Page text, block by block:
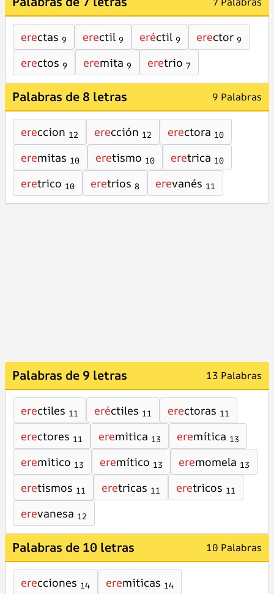
erectas 9 erectil 9 eréctil 9 erector 9
erectos 9 eremita 9 eretrio 7
Palabras de 8 letras 9 Palabras
ereccion 12 erección 12 erectora 10
eremitas 10 eretismo 10 eretrica 10
eretrico 10 eretrios 8 erevanés 11
Palabras de 9 letras 13 Palabras
erectiles 11 eréctiles 11 erectoras 11
erectores 11 eremitica 13 eremítica 13
eremitico 13 eremítico 13 eremomela 13
eretismos 11 eretricas 11 eretricos 11
erevanesa 12
Palabras de 10 letras 10 Palabras
erecciones 14 eremiticas 14